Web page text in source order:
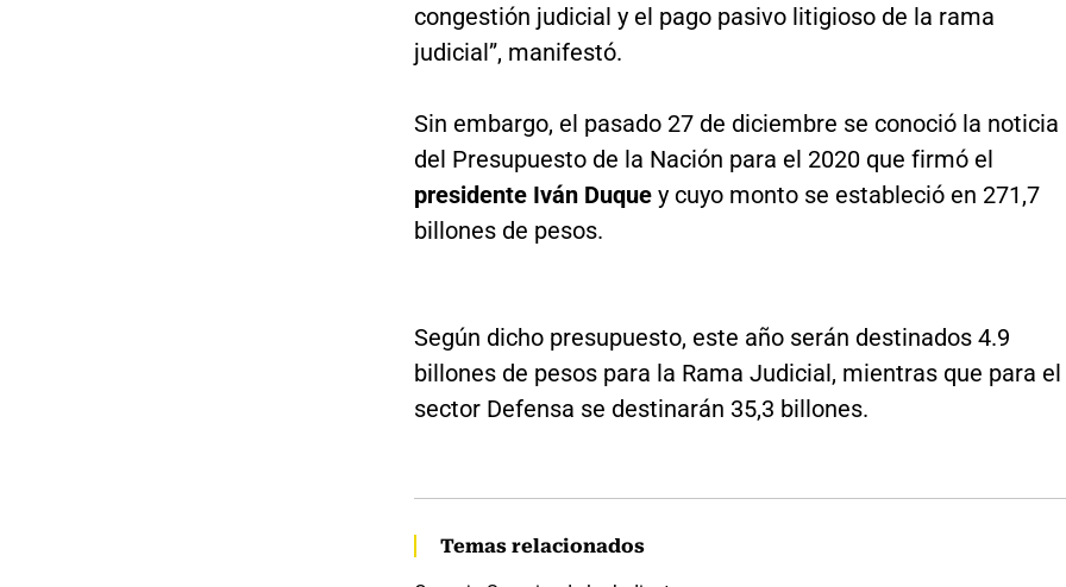
congestión judicial y el pago pasivo litigioso de la rama
judicial”, manifestó.
Sin embargo, el pasado 27 de diciembre se conoció la noticia
del Presupuesto de la Nación para el 2020 que firmó el
presidente Iván Duquey cuyo monto se estableció en 271,7
billones de pesos.
Según dicho presupuesto, este año serán destinados 4.9
billones de pesos para la Rama Judicial, mientras que para el
sector Defensa se destinarán 35,3 billones.
Temas relacionados